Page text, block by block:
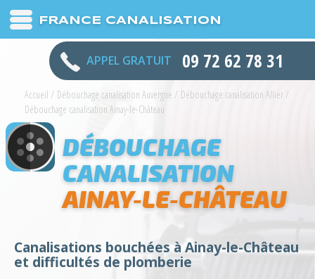
FRANCE CANALISATION
APPEL GRATUIT 09 72 62 78 31
Accueil / Débouchage canalisation Auvergne / Débouchage canalisation Allier /
Débouchage canalisation Ainay-le-Château
DÉBOUCHAGE
CANALISATION
AINAY-LE-CHÂTEAU
Canalisations bouchées à Ainay-le-Château
et difficultés de plomberie